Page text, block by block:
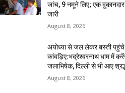
जांच, 9 नमूने लिए; एक दुकानदार
जारी
August 8, 2026
अयोध्या से जल लेकर बस्ती पहुंचे
कांवड़िए:भद्रेश्वरनाथ धाम में
जलाभिषेक, दिल्ली से भी आए
August 8, 2026